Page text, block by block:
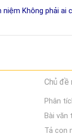
niệm Không phải ai
Chủ đề
Phân
Bài văn
Tả con